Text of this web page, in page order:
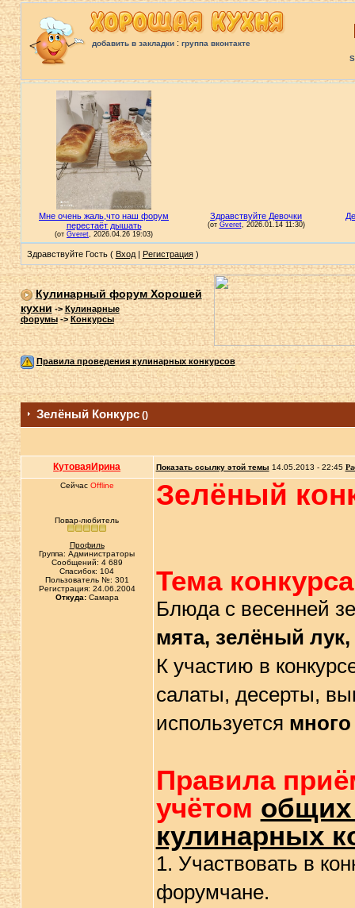
добавить в закладки: группа вконтакте
Здравствуйте Гость ( Вход| Регистрация)
Кулинарный форум Хорошей
кухни->Кулинарные
форумы->Конкурсы
Правила проведения кулинарных конкурсов
Зелёный Конкурс()
КутоваяИрина Показать ссылку этой темы 14.05.2013 - 22:45
Сейчас Offline
Повар-любитель
Профиль
Группа: Администраторы
Сообщений: 4 689
Спасибок: 104
Пользователь №: 301
Регистрация: 24.06.2004
Откуда:Самара
Зелёный
Тема
Блюда с весенней
мята, зелёный
К участию в
салаты, десерты,
используется много
Правила
учётом общих
кулинарных
1. Участвовать в
форумчане.